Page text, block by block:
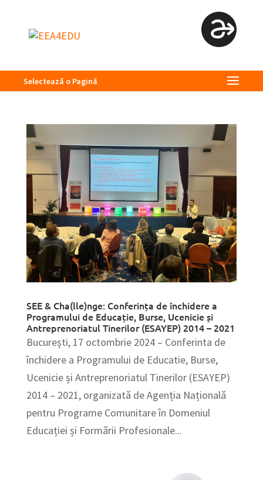
Selectează o Pagină
SEE & Cha(lle)nge: Conferința de închidere a
Programului de Educație, Burse, Ucenicie și
Antreprenoriatul Tinerilor (ESAYEP) 2014 – 2021
București, 17 octombrie 2024 – Conferinta de
închidere a Programului de Educatie, Burse,
Ucenicie și Antreprenoriatul Tinerilor (ESAYEP)
2014 – 2021, organizată de Agenția Națională
pentru Programe Comunitare în Domeniul
Educației și Formării Profesionale...